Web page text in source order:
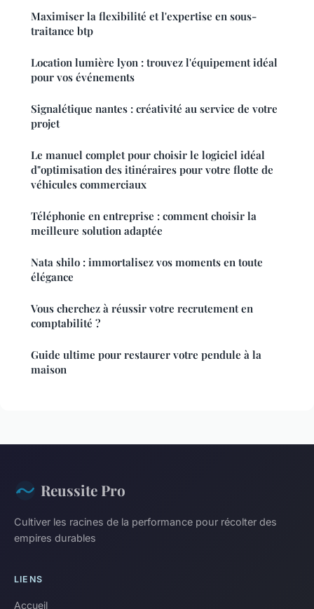
Maximiser la flexibilité et l'expertise en sous-
traitance btp
Location lumière lyon : trouvez l'équipement idéal
pour vos événements
Signalétique nantes : créativité au service de votre
projet
Le manuel complet pour choisir le logiciel idéal
d"optimisation des itinéraires pour votre flotte de
véhicules commerciaux
Téléphonie en entreprise : comment choisir la
meilleure solution adaptée
Nata shilo : immortalisez vos moments en toute
élégance
Vous cherchez à réussir votre recrutement en
comptabilité ?
Guide ultime pour restaurer votre pendule à la
maison
Reussite Pro
Cultiver les racines de la performance pour récolter des
empires durables
LIENS
Accueil